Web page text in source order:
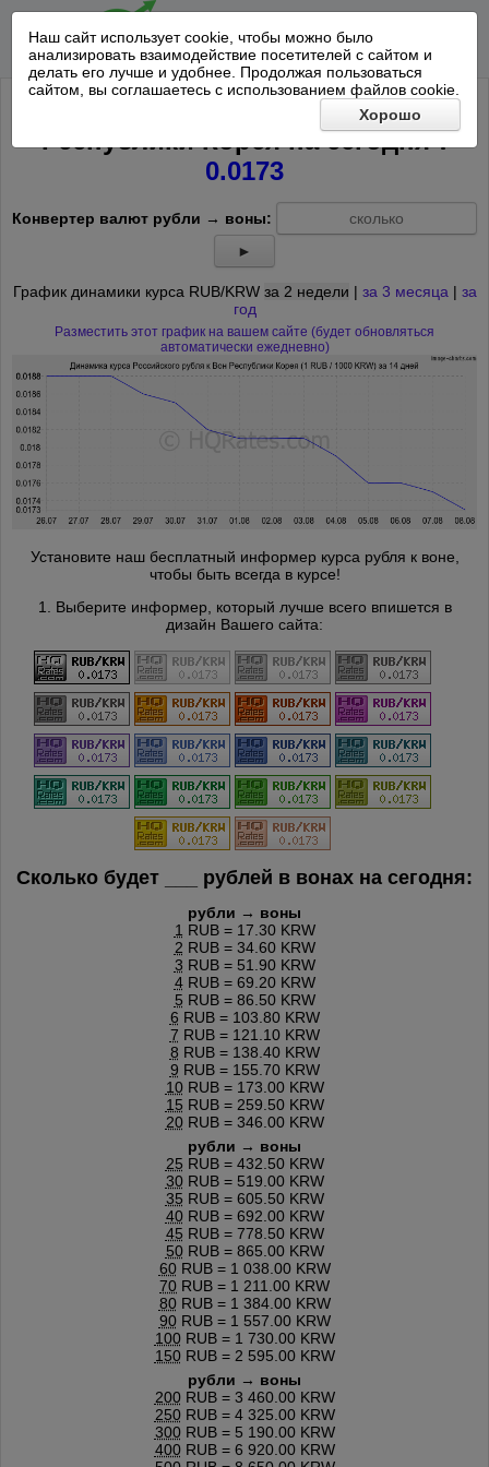
Наш сайт использует cookie, чтобы можно было
анализировать взаимодействие посетителей с сайтом и
делать его лучше и удобнее. Продолжая пользоваться
сайтом, вы соглашаетесь с использованием файлов cookie.
Хорошо
Курс Российского рубля к 1000 Вон
Республики Корея насегодня*:
0.0173
Конвертер валют рубли → воны:
►
График динамики курса RUB/KRW за 2 недели | за 3 месяца | за
год
Разместить этот график на вашем сайте (будет обновляться
автоматически ежедневно)
Установите наш бесплатный информер курса рубля к воне,
чтобы быть всегда в курсе!
1. Выберите информер, который лучше всего впишется в
дизайн Вашего сайта:
Сколько будет рублей в вонах на сегодня:
рубли → воны
1 RUB = 17.30 KRW
2 RUB = 34.60 KRW
3 RUB = 51.90 KRW
4RUB = 69.20 KRW
5 RUB = 86.50 KRW
6 RUB = 103.80 KRW
7 RUB = 121.10 KRW
8 RUB = 138.40 KRW
9 RUB = 155.70 KRW
10RUB = 173.00 KRW
15 RUB = 259.50 KRW
20RUB = 346.00 KRW
рубли → воны
25 RUB = 432.50 KRW
30RUB = 519.00 KRW
35 RUB = 605.50 KRW
40RUB = 692.00 KRW
45 RUB = 778.50 KRW
50RUB = 865.00 KRW
60RUB = 1 038.00 KRW
70 RUB = 1 211.00 KRW
80RUB = 1 384.00 KRW
90RUB = 1 557.00 KRW
100RUB = 1 730.00 KRW
150RUB = 2 595.00 KRW
рубли → воны
200RUB = 3 460.00 KRW
250RUB = 4 325.00 KRW
300RUB = 5 190.00 KRW
400RUB = 6 920.00 KRW